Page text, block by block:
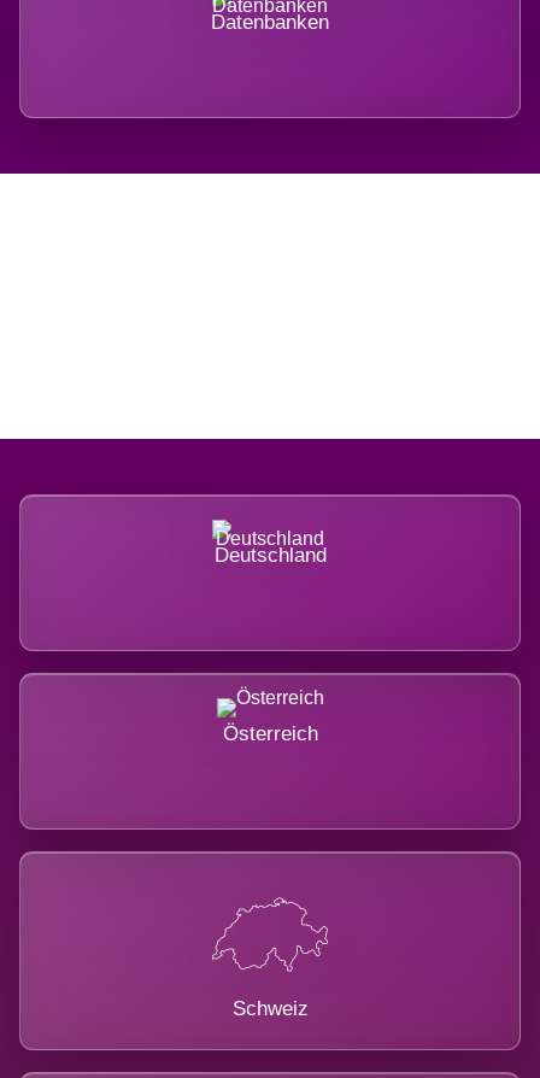
Datenbanken
Deutschland
Österreich
Schweiz